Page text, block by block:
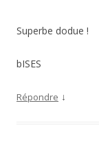
Superbe dodue !
bISES
Répondre ↓